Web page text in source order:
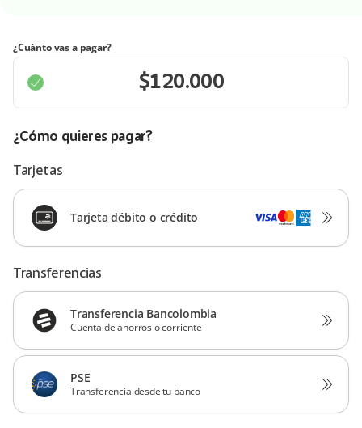
¿Cuánto vas a pagar?
¿Cómo quieres pagar?
Tarjetas
Tarjeta débito o crédito
Transferencias
Transferencia Bancolombia
Cuenta de ahorros o corriente
PSE
Transferencia desde tu banco